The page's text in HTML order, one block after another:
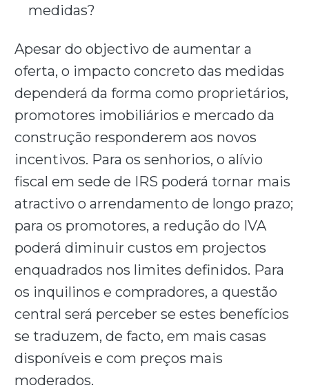
medidas?
Apesar do objectivo de aumentar a
oferta, o impacto concreto das medidas
dependerá da forma como proprietários,
promotores imobiliários e mercado da
construção responderem aos novos
incentivos. Para os senhorios, o alívio
fiscal em sede de IRS poderá tornar mais
atractivo o arrendamento de longo prazo;
para os promotores, a redução do IVA
poderá diminuir custos em projectos
enquadrados nos limites definidos. Para
os inquilinos e compradores, a questão
central será perceber se estes benefícios
se traduzem, de facto, em mais casas
disponíveis e com preços mais
moderados.